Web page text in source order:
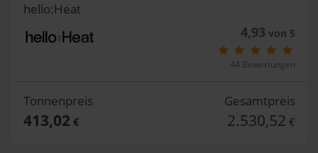
hello:Heat
4,93 von 5
44 Bewertungen
Tonnenpreis
413,02 €
Gesamtpreis
2.530,52 €